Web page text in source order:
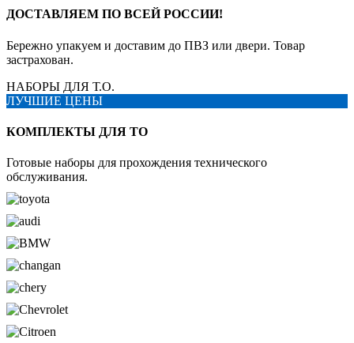
ДОСТАВЛЯЕМ ПО ВСЕЙ РОССИИ!
Бережно упакуем и доставим до ПВЗ или двери. Товар
застрахован.
НАБОРЫ ДЛЯ Т.О.
ЛУЧШИЕ ЦЕНЫ
КОМПЛЕКТЫ ДЛЯ ТО
Готовые наборы для прохождения технического
обслуживания.